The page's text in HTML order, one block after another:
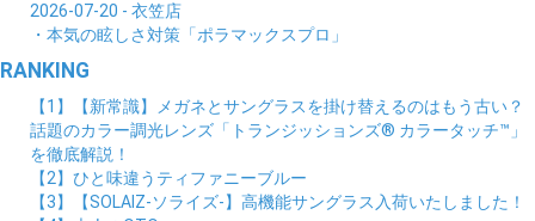
2026-07-20 - 衣笠店
・本気の眩しさ対策「ポラマックスプロ」
RANKING
【1】【新常識】メガネとサングラスを掛け替えるのはもう古い？
話題のカラー調光レンズ「トランジッションズ® カラータッチ™」
を徹底解説！
【2】ひと味違うティファニーブルー
【3】【SOLAIZ-ソライズ-】高機能サングラス入荷いたしました！